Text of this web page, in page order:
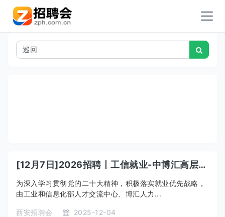
[12月7日]2026招聘丨工信就业-中博汇高层次人才洽谈会“2025年度秋季”巡回招聘会—西安地区硕博专场
为深入学习贯彻党的二十大精神，积极落实就业优先战略，
由工业和信息化部人才交流中心、博汇人力...
西安招聘会 2025-12-04